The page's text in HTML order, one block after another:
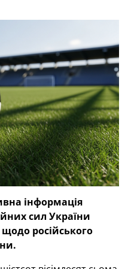
інформація
сил України
російського